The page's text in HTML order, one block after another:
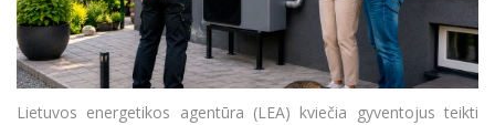
Lietuvos energetikos agentūra (LEA) kviečia gyventojus teikti